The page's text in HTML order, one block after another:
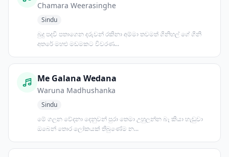
Chamara Weerasinghe
Sindu
බුදු පදවි පතාගෙන දරුවන් රකිනා අම්මා තවමත් ගිනිහල් ගේ ගිනි
අතරේ මහළු මඩමකට විවරණ...
Me Galana Wedana
Waruna Madhushanka
Sindu
මේ ගලන වේදනා දෙනුවන් පුරා තෙමා උහුලන්න බෑ කියා හැඬුවා
ඔබෙන් තොර ලෝකයක් තිබුණේම න...